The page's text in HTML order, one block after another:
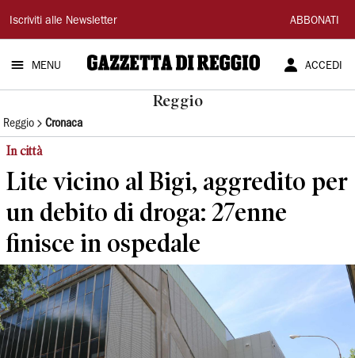
Gazzetta
di
Reggio
Iscriviti alle Newsletter ABBONATI
MENU ACCEDI
Reggio
Reggio Cronaca
In città
Lite vicino al Bigi, aggredito per
un debito di droga: 27enne
finisce in ospedale